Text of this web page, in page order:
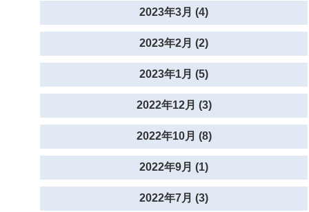
2023年3月 (4)
2023年2月 (2)
2023年1月 (5)
2022年12月 (3)
2022年10月 (8)
2022年9月 (1)
2022年7月 (3)